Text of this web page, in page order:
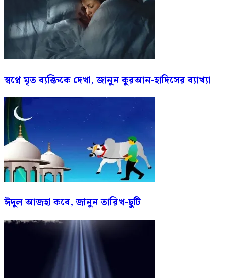
স্বপ্নে মৃত ব্যক্তিকে দেখা, জানুন কুরআন-হাদিসের ব্যাখ্যা
ঈদুল আজহা কবে, জানুন তারিখ-ছুটি